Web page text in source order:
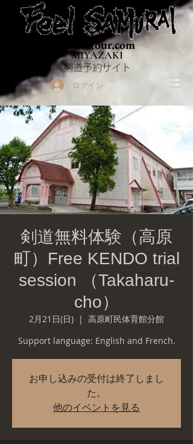
Budo-tour.com
MIYAZAKI
​剣道予約サイト
ログイン
剣道無料体験（高原
町）Free KENDO trial
session （Takaharu-
cho）
2月21日(日)
  |
高原町民体育館分館
Support language: English and French.
お申し込みの受付は終了しまし
た。
他のイベントを見る